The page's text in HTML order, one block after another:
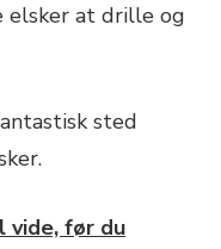
elsker at drille og
sted
vide, før du